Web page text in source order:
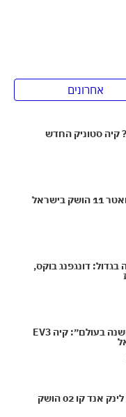
אחרונים
קיה סטוניק החדש
מרים את הרף: אוואטר 11 הושק בישראל
דונגפנג בוקס,
עם התואר ״רכב השנה בעולם״: קיה EV3
BYD Atto 3 קילר? לינק אנד קו 02 הושק